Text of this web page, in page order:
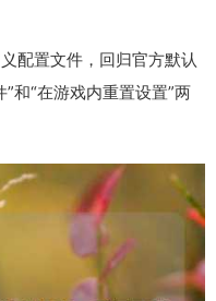
配置文件，回归官方默认
和“在游戏内重置设置”两